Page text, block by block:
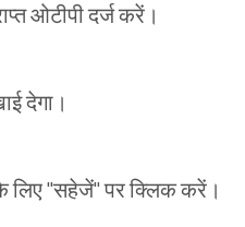
ओटीपीदर्जकरें ।
देगा ।
लिए"सहेजें"परक्लिककरें ।